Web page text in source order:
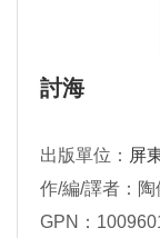
討海
出版單位： 屏
作/編/譯者：
GPN：